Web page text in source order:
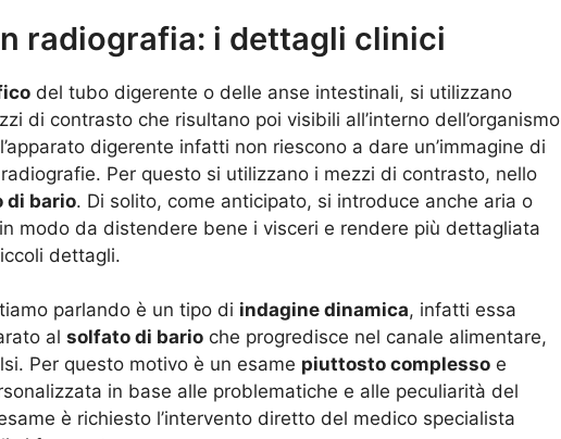
radiografia: i dettagli clinici
del tubo digerente o delle anse intestinali, si utilizzano
di contrasto che risultano poi visibili all’interno dell’organismo
digerente infatti non riescono a dare un’immagine di
Per questo si utilizzano i mezzi di contrasto, nello
di bario. Di solito, come anticipato, si introduce anche aria o
modo da distendere bene i visceri e rendere più dettagliata
dettagli.
parlando è un tipo di indagine dinamica, infatti essa
al solfato di bario che progredisce nel canale alimentare,
Per questo motivo è un esame piuttosto complesso e
in base alle problematiche e alle peculiarità del
è richiesto l’intervento diretto del medico specialista